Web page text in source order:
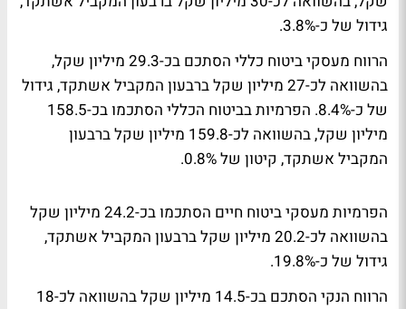
גידול של כ-3.8%.
הרווח מעסקי ביטוח כללי הסתכם בכ-29.3 מיליון שקל,
בהשוואה לכ-27 מיליון שקל ברבעון המקביל אשתקד, גידול
של כ-8.4%. הפרמיות בביטוח הכללי הסתכמו בכ-158.5
מיליון שקל, בהשוואה לכ-159.8 מיליון שקל ברבעון
המקביל אשתקד, קיטון של 0.8%.
הפרמיות מעסקי ביטוח חיים הסתכמו בכ-24.2 מיליון שקל
בהשוואה לכ-20.2 מיליון שקל ברבעון המקביל אשתקד,
גידול של כ-19.8%.
הרווח הנקי הסתכם בכ-14.5 מיליון שקל בהשוואה לכ-18